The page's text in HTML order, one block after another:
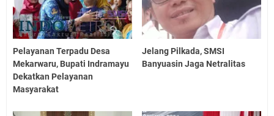
Pelayanan Terpadu Desa
Mekarwaru, Bupati Indramayu
Dekatkan Pelayanan
Masyarakat
Jelang Pilkada, SMSI
Banyuasin Jaga Netralitas